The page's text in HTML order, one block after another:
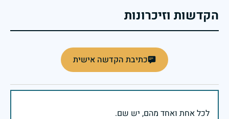
הקדשות וזיכרונות
כתיבת הקדשה אישית